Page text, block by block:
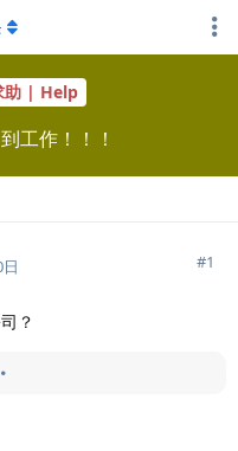
助 | Help
工作！！！
#1
？